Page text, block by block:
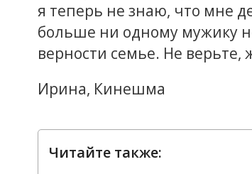
я теперь не знаю, что мне
больше ни одному мужику
верности семье. Не
Ирина, Кинешма
Читайте также: